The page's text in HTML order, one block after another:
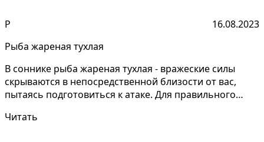
Р
16.08.2023
Рыба жареная тухлая
В соннике рыба жареная тухлая - вражеские силы
скрываются в непосредственной близости от вас,
пытаясь подготовиться к атаке. Для правильного
Читать